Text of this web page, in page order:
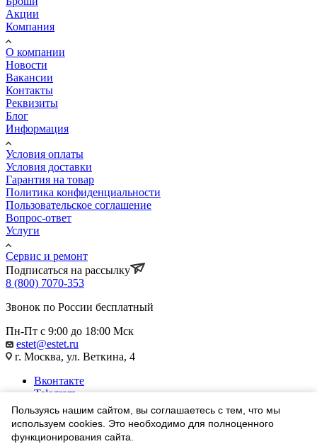
Акции
Компания
О компании
Новости
Вакансии
Контакты
Реквизиты
Блог
Информация
Условия оплаты
Условия доставки
Гарантия на товар
Политика конфиденциальности
Пользовательское соглашение
Вопрос-ответ
Услуги
Сервис и ремонт
Подписаться на рассылку
8 (800) 7070-353
Звонок по России бесплатный
Пн-Пт с 9:00 до 18:00 Мск
estet@estet.ru
г. Москва, ул. Веткина, 4
Вконтакте
Telegram
Одноклассники
WhatsApp
Пользуясь нашим сайтом, вы соглашаетесь с тем, что мы
используем cookies. Это необходимо для полноценного
функционирования сайта.